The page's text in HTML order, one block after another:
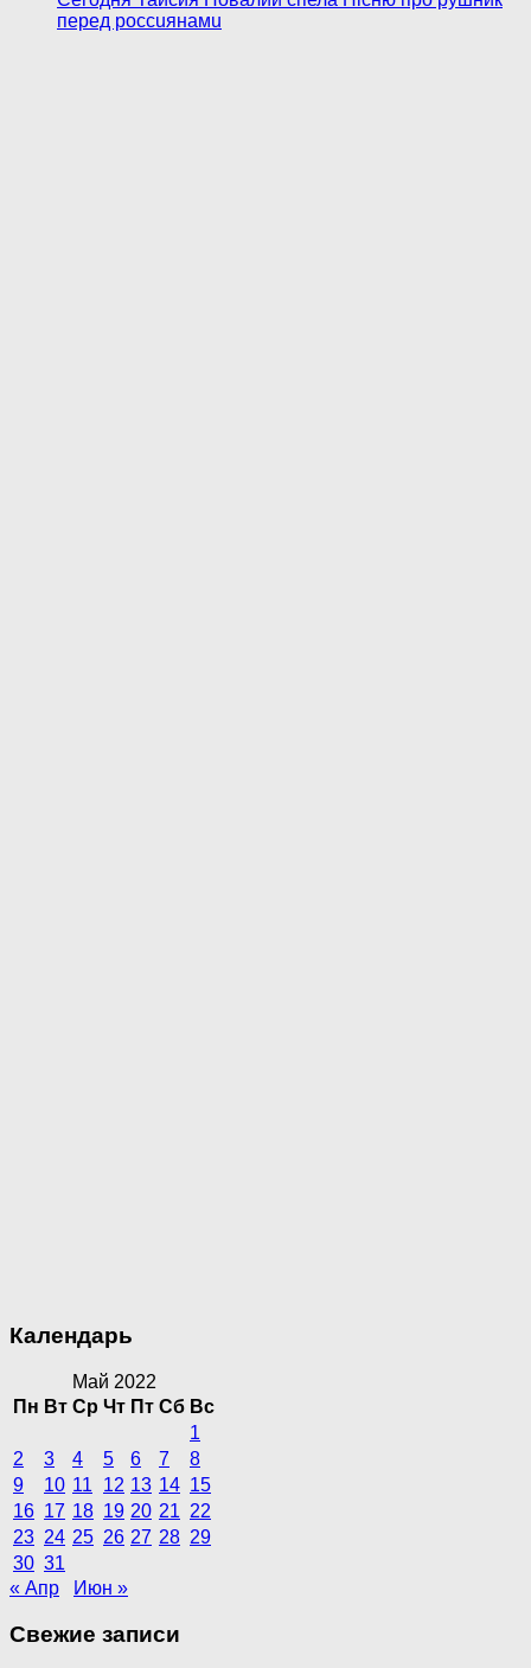
перед poccuянaмu
Календарь
Май 2022
Пн Вт Ср Чт Пт Сб Вс
1
2
3 4 5 6 7
8
9
10 11 12 13 14 15
16 17 18 19 20 21 22
23 24 25 26 27 28 29
30 31
« Апр
Июн »
Свежие записи